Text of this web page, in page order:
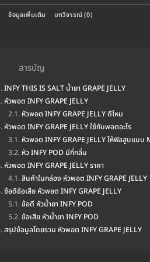
ข้อมูลเพิ่มเติม บทวิจารณ์ (0)
สารบัญ
INFY THIS IS SALT น้ำยา GRAPE JELLY
หัวพอต INFY GRAPE JELLY
หัวพอต INFY GRAPE JELLY ดีไหม
หัวพอต INFY GRAPE JELLY ใช้กับพอตอะไร
หัวพอต INFY GRAPE JELLY ให้ฟิลสูบแบบ
หัว INFY POD มีกี่กลิ่น
หัวพอต INFY GRAPE JELLY ราคา
สินค้าในกล่อง หัวพอต INFY GRAPE JELLY
ข้อดีข้อเสีย หัวพอต INFY GRAPE JELLY
ข้อดี หัวน้ำยา INFY POD
ข้อเสีย หัวน้ำยา INFY POD
สรุปข้อมูลโดยรวม หัวพอต INFY GRAPE JELLY